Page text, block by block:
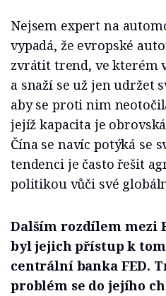
Nejsem expert na
vypadá, že evropské
zvrátit trend, ve kterém
a snaží se už jen udržet
aby se proti nim
jejíž kapacita je
Čína se navíc potýká se
tendenci je často řešit
politikou vůči své
Dalším rozdílem mezi
byl jejich přístup k
centrální banka FED.
problém se do jejího